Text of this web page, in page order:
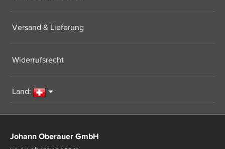
Versand & Lieferung
Widerrufsrecht
Land:
Johann Oberauer GmbH